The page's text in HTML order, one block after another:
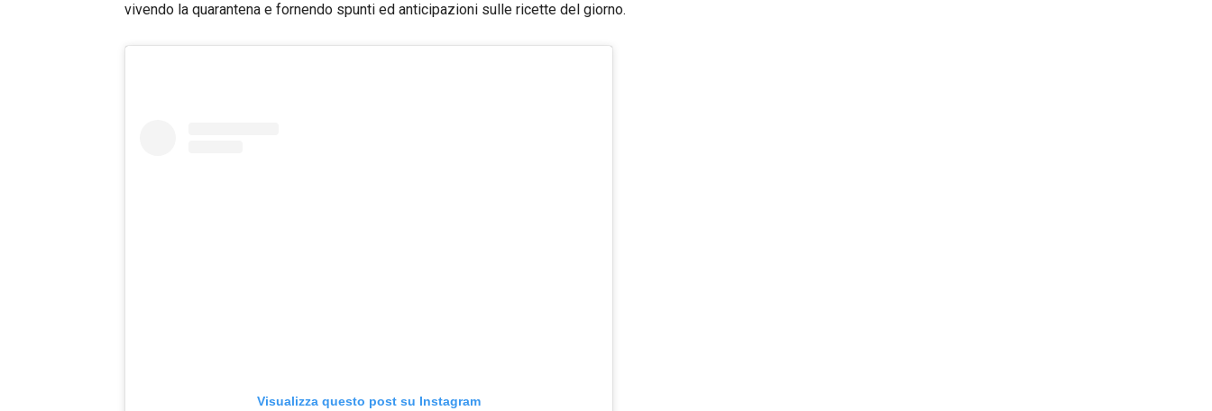
vivendo la quarantena e fornendo spunti ed anticipazioni sulle ricette del giorno.
Visualizza questo post su Instagram